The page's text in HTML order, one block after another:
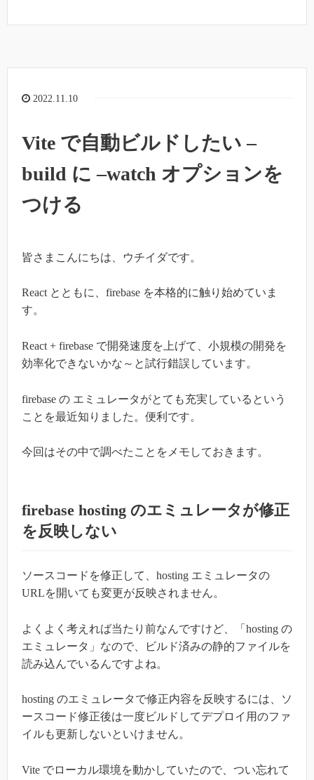
2022.11.10
Vite で自動ビルドしたい –
build に –watch オプションを
つける
皆さまこんにちは、ウチイダです。
React とともに、firebase を本格的に触り始めていま
す。
React + firebase で開発速度を上げて、小規模の開発を
効率化できないかな～と試行錯誤しています。
firebase の エミュレータがとても充実しているという
ことを最近知りました。便利です。
今回はその中で調べたことをメモしておきます。
firebase hosting のエミュレータが修正
を反映しない
ソースコードを修正して、hosting エミュレータの
URLを開いても変更が反映されません。
よくよく考えれば当たり前なんですけど、「hosting の
エミュレータ」なので、ビルド済みの静的ファイルを
読み込んでいるんですよね。
hosting のエミュレータで修正内容を反映するには、ソ
ースコード修正後は一度ビルドしてデプロイ用のファ
イルも更新しないといけません。
Vite でローカル環境を動かしていたので、つい忘れて